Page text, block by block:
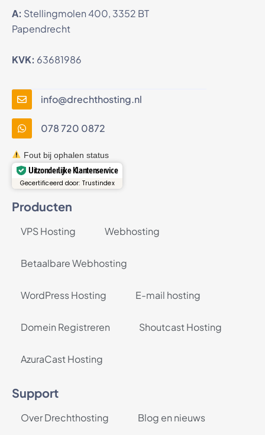
A: Stellingmolen 400, 3352 BT
Papendrecht
KVK: 63681986
info@drechthosting.nl
078 720 0872
Fout bij ophalen status
Uitzonderlijke Klantenservice
Gecertificeerd door: Trustindex
Producten
VPS Hosting Webhosting
Betaalbare Webhosting
WordPress Hosting E-mail hosting
Domein Registreren Shoutcast Hosting
AzuraCast Hosting
Support
Over Drechthosting Blog en nieuws